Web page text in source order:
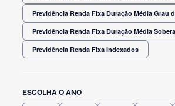
Previdência Renda Fixa Duração Média Grau
Previdência Renda Fixa Duração Média
Previdência Renda Fixa Indexados
ESCOLHA O ANO